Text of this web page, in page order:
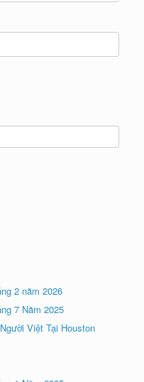
2 năm 2026
7 Năm 2025
Việt Tại Houston